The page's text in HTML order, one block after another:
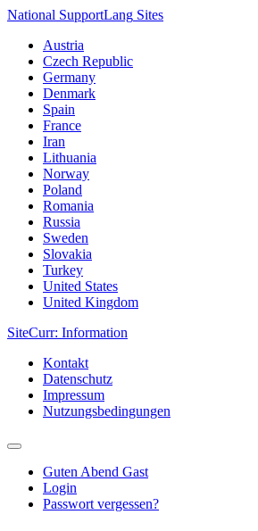
National SupportLang Sites
Austria
Czech Republic
Germany
Denmark
Spain
France
Iran
Lithuania
Norway
Poland
Romania
Russia
Sweden
Slovakia
Turkey
United States
United Kingdom
SiteCurr: Information
Kontakt
Datenschutz
Impressum
Nutzungsbedingungen
Guten Abend Gast
Login
Passwort vergessen?